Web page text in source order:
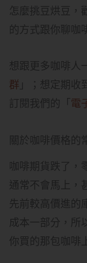
怎麼挑豆烘豆，
的方式跟你聊咖
想跟更多咖啡人
群 」；想定期收
訂閱我們的「 電
關於咖啡價格的
咖啡期貨跌了，
通常不會馬上，
先前較高價進的
成本一部分，所
你買的那包咖啡